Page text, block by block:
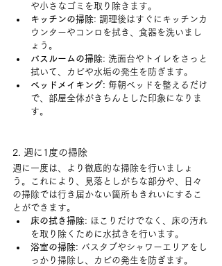
や小さなゴミを取り除きます。
キッチンの掃除: 調理後はすぐにキッチンカ
ウンターやコンロを拭き、食器を洗いまし
ょう。
バスルームの掃除: 洗面台やトイレをさっと
拭いて、カビや水垢の発生を防ぎます。
ベッドメイキング: 毎朝ベッドを整えるだけ
で、部屋全体がきちんとした印象になりま
す。
2. 週に1度の掃除
週に一度は、より徹底的な掃除を行いましょ
う。これにより、見落としがちな部分や、日々
の掃除では行き届かない箇所もきれいにするこ
とができます。
床の拭き掃除: ほこりだけでなく、床の汚れ
を取り除くために水拭きを行います。
浴室の掃除: バスタブやシャワーエリアをし
っかり掃除し、カビの発生を防ぎます。